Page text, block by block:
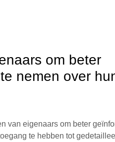
om beter
nemen over
van eigenaars om beter
te hebben tot